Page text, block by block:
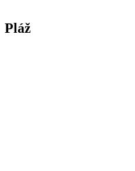
Pláž